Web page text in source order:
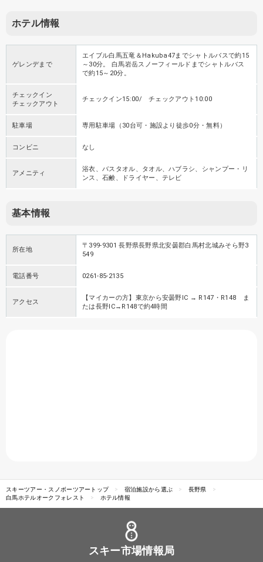
ホテル情報
ゲレンデまで
エイブル白馬五竜＆Hakuba47までシャトルバスで約15
～30分。 白馬岩岳スノーフィールドまでシャトルバス
で約15～20分。
チェックイン
チェックアウト
チェックイン15:00/ チェックアウト10:00
駐車場 専用駐車場（30台可・施設より徒歩0分・無料）
コンビニ なし
アメニティ
浴衣、バスタオル、タオル、ハブラシ、シャンプー・リ
ンス、石鹸、ドライヤー、テレビ
基本情報
所在地
〒399-9301 長野県長野県北安曇郡白馬村北城みそら野3
549
電話番号 0261-85-2135
アクセス
【マイカーの方】東京から安曇野IC → R147・R148 ま
たは長野IC→R148で約4時間
スキーツアー・スノボーツアートップ 宿泊施設から選ぶ
長野県
白馬ホテルオークフォレスト
ホテル情報
スキー市場情報局